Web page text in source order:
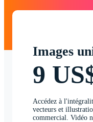
Images
9
Accédez à
vecteurs et
commercial. Vidéo